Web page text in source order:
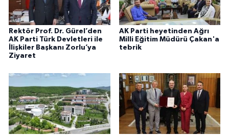
Rektör Prof. Dr. Gürel’den
AK Parti Türk Devletleri ile
İlişkiler Başkanı Zorlu’ya
Ziyaret
AK Parti heyetinden Ağrı
Milli Eğitim Müdürü Çakan'a
tebrik